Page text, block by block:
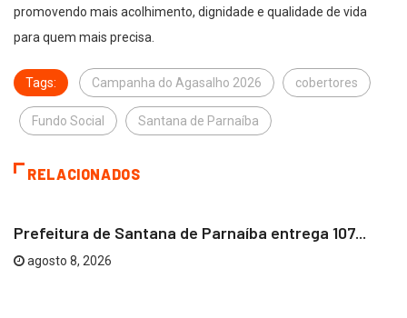
promovendo mais acolhimento, dignidade e qualidade de vida
para quem mais precisa.
Tags: Campanha do Agasalho 2026 cobertores
Fundo Social Santana de Parnaíba
RELACIONADOS
Prefeitura de Santana de Parnaíba entrega 107...
agosto 8, 2026